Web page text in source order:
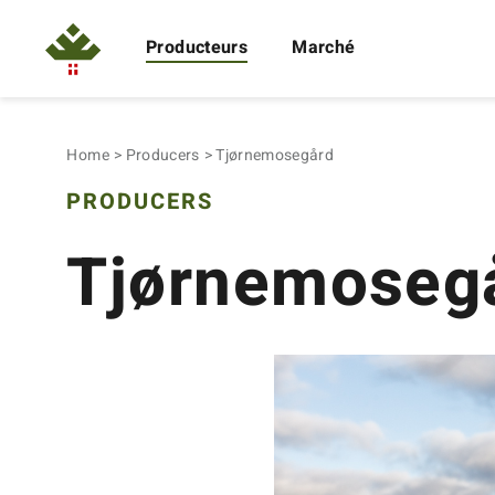
Producteurs Marché
Home Producers Tjørnemosegård
PRODUCERS